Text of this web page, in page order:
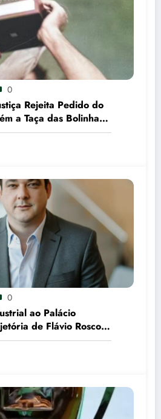
0
Rejeita Pedido do
a Taça das Bolinhas
0
ao Palácio
de Flávio Roscoe
no PL